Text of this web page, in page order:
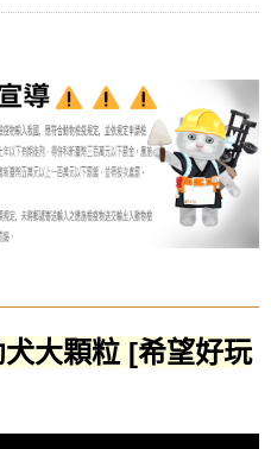
大顆粒 [希望好玩